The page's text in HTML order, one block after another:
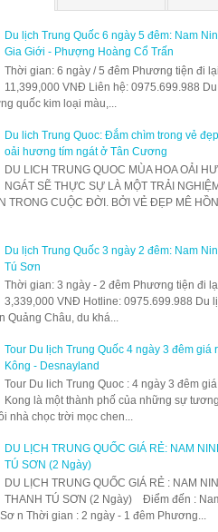
Du lịch Trung Quốc 6 ngày 5 đêm: Nam
Gia Giới - Phượng Hoàng Cổ Trấn
Thời gian: 6 ngày / 5 đêm Phương tiện đi
11,399,000 VNĐ Liên hệ: 0975.699.988
quốc kim loại màu,...
Du lich Trung Quoc: Đắm chìm trong vẻ
oải hương tím ngát ở Tân Cương
DU LICH TRUNG QUOC MÙA HOA OẢI
NGÁT SẼ THỰC SỰ LÀ MỘT TRẢI
TRONG CUỘC ĐỜI. BỞI VẺ ĐẸP MÊ
Du lịch Trung Quốc 3 ngày 2 đêm: Nam
Tú Sơn
Thời gian: 3 ngày - 2 đêm Phương tiện đi
3,339,000 VNĐ Hotline: 0975.699.988 Du
Quảng Châu, du khá...
Tour Du lịch Trung Quốc 4 ngày 3 đêm giá
Kông - Desnayland
Tour Du lich Trung Quoc : 4 ngày 3 đêm
Kong là một thành phố của những sự
nhà chọc trời mọc chen...
DU LỊCH TRUNG QUỐC GIÁ RẺ: NAM
TÚ SƠN (2 Ngày)
DU LỊCH TRUNG QUỐC GIÁ RẺ : NAM
THANH TÚ SƠN (2 Ngày) Điểm đến :
n Thời gian : 2 ngày - 1 đêm Phương...